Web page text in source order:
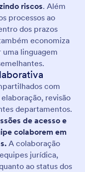
riscos. Além
processos ao
dos prazos
economiza
linguagem
com
revisão
departamentos.
de acesso e
colaborem em
A colaboração
jurídica,
ao status dos